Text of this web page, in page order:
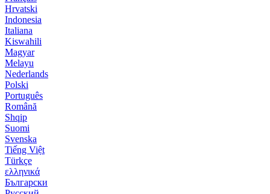
Hrvatski
Indonesia
Italiana
Kiswahili
Magyar
Melayu
Nederlands
Polski
Português
Română
Shqip
Suomi
Svenska
Tiếng Việt
Türkçe
ελληνικά
Български